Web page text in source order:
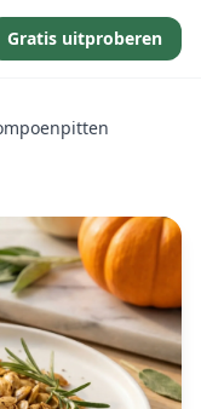
Gratis uitproberen